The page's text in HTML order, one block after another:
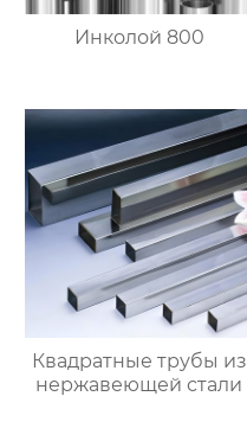
Инколой 800
Квадратные трубы из
нержавеющей стали